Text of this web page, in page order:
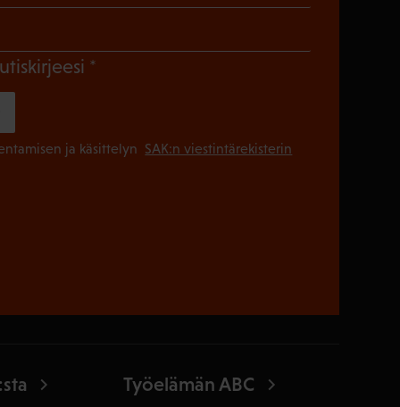
(Pakollinen)
ja käsittelyn SAK:n viestintärekisterin
Työelämän ABC